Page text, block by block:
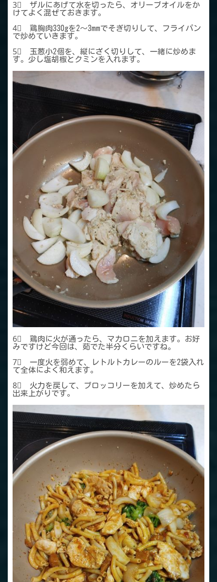
3⃣ ザルにあげて水を切ったら、オリーブオイルをか
けてよく混ぜておきます。
4⃣ 鶏胸肉330gを2～3mmでそぎ切りして、フライパン
で炒めていきます。
5⃣ 玉葱小2個を、縦にざく切りして、一緒に炒めま
す。少し塩胡椒とクミンを入れます。
6⃣ 鶏肉に火が通ったら、マカロニを加えます。お好
みですけど今回は、茹でた半分くらいですね。
7⃣ 一度火を弱めて、レトルトカレーのルーを2袋入れ
て全体によく和えます。
8⃣ 火力を戻して、ブロッコリーを加えて、炒めたら
出来上がりです。